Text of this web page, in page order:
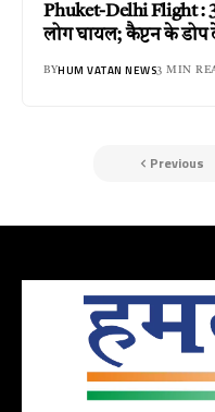
Phuket-Delhi Flight :
लोग घायल; कैप्टन के डोप
BYHUM VATAN NEWS3 MIN
Previous